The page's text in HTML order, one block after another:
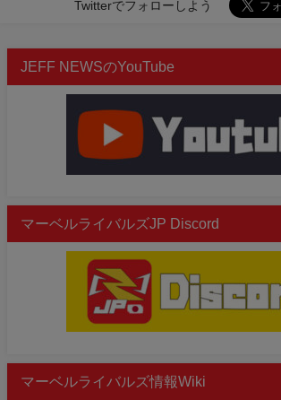
Twitterでフォローしよう
JEFF NEWSのYouTube
マーベルライバルズJP Discord
マーベルライバルズ情報Wiki